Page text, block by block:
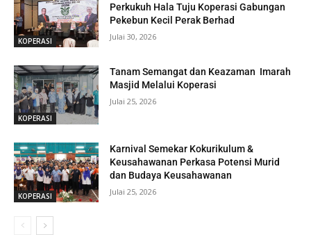
KOPERASI
Perkukuh Hala Tuju Koperasi Gabungan
Pekebun Kecil Perak Berhad
Julai 30, 2026
KOPERASI
Tanam Semangat dan Keazaman Imarah
Masjid Melalui Koperasi
Julai 25, 2026
KOPERASI
Karnival Semekar Kokurikulum &
Keusahawanan Perkasa Potensi Murid
dan Budaya Keusahawanan
Julai 25, 2026